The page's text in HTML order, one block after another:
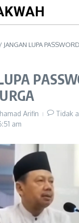
/ JANGAN LUPA
Arifin
Tidak
am